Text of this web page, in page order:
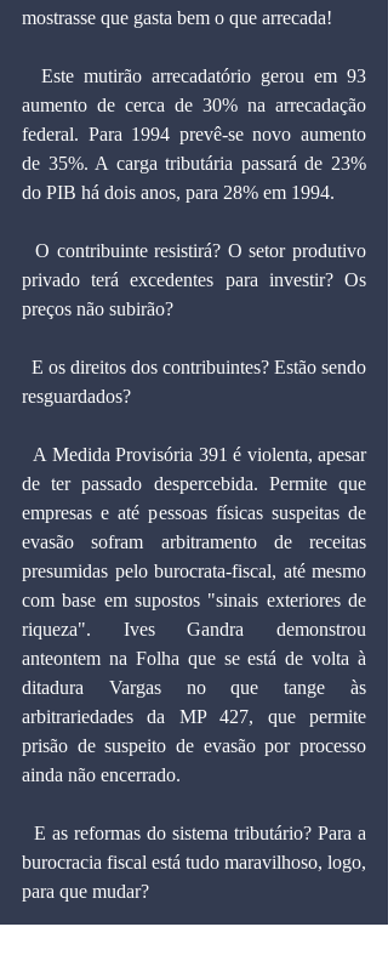
mostrasse que gasta bem o que arrecada!
aumento de cerca de 30% na arrecadação
federal. Para 1994 prevê-se novo aumento
de 35%. A carga tributária passará de 23%
do PIB há dois anos, para 28% em 1994.
  O contribuinte resistirá? O setor produtivo
privado terá excedentes para investir? Os
preços não subirão?
resguardados?
de ter passado despercebida. Permite que
empresas e até pessoas físicas suspeitas de
evasão sofram arbitramento de receitas
presumidas pelo burocrata-fiscal, até mesmo
com base em supostos "sinais exteriores de
riqueza". Ives Gandra demonstrou
anteontem na Folha que se está de volta à
ditadura Vargas no que tange às
arbitrariedades da MP 427, que permite
prisão de suspeito de evasão por processo
ainda não encerrado.
burocracia fiscal está tudo maravilhoso, logo,
para que mudar?